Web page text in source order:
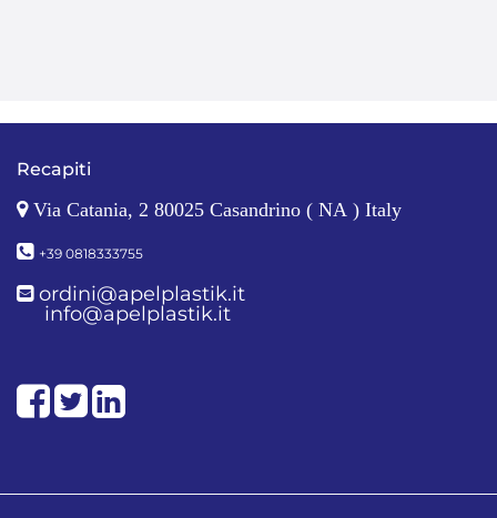
Recapiti
Via Catania, 2 80025 Casandrino ( NA ) Italy
+39 0818333755
ordini@apelplastik.it
info@apelplastik.it
Facebook
TwitterLinkedIn